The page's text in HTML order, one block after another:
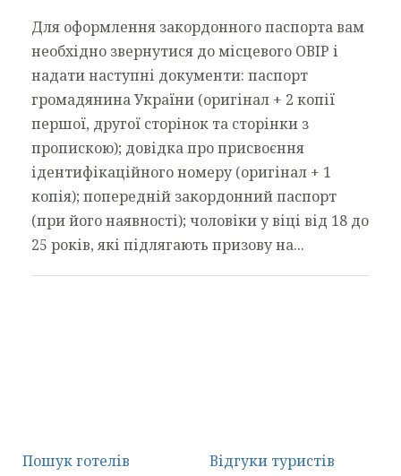
Для оформлення закордонного паспорта вам
необхідно звернутися до місцевого ОВІР і
надати наступні документи: паспорт
громадянина України (оригінал + 2 копії
першої, другої сторінок та сторінки з
пропискою); довідка про присвоєння
ідентифікаційного номеру (оригінал + 1
копія); попередній закордонний паспорт
(при його наявності); чоловіки у віці від 18 до
25 років, які підлягають призову на...
Пошук готелів
Відгуки туристів